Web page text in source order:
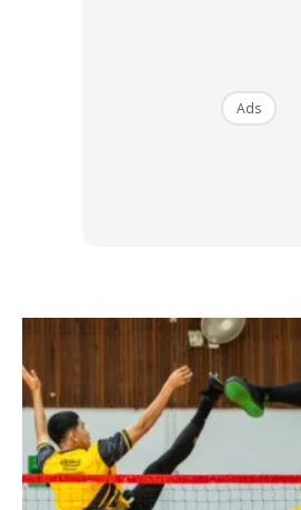
Tips Turun Berat Keempat:
Goreng Dan Teh Tarik!
— Dilla.nur_ (@dillanur10)
2020
Ads